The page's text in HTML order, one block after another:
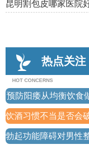
昆明割包皮哪家医院
热点关注
HOT CONCERNS
预防阳痿从均衡饮食
饮酒习惯不当是否会
勃起功能障碍对男性